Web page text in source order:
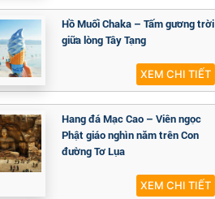
Hồ Muối Chaka – Tấm gương trời
giữa lòng Tây Tạng
XEM CHI TIẾT
Hang đá Mạc Cao – Viên ngọc
Phật giáo nghìn năm trên Con
đường Tơ Lụa
XEM CHI TIẾT